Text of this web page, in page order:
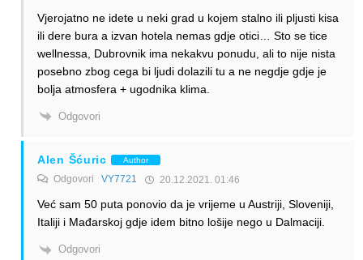
Vjerojatno ne idete u neki grad u kojem stalno ili pljusti kisa
ili dere bura a izvan hotela nemas gdje otici… Sto se tice
wellnessa, Dubrovnik ima nekakvu ponudu, ali to nije nista
posebno zbog cega bi ljudi dolazili tu a ne negdje gdje je
bolja atmosfera + ugodnika klima.
Odgovori
Alen Šćuric Author
Odgovori VY7721 20.12.2021. 01:46
Već sam 50 puta ponovio da je vrijeme u Austriji, Sloveniji,
Italiji i Mađarskoj gdje idem bitno lošije nego u Dalmaciji.
Odgovori